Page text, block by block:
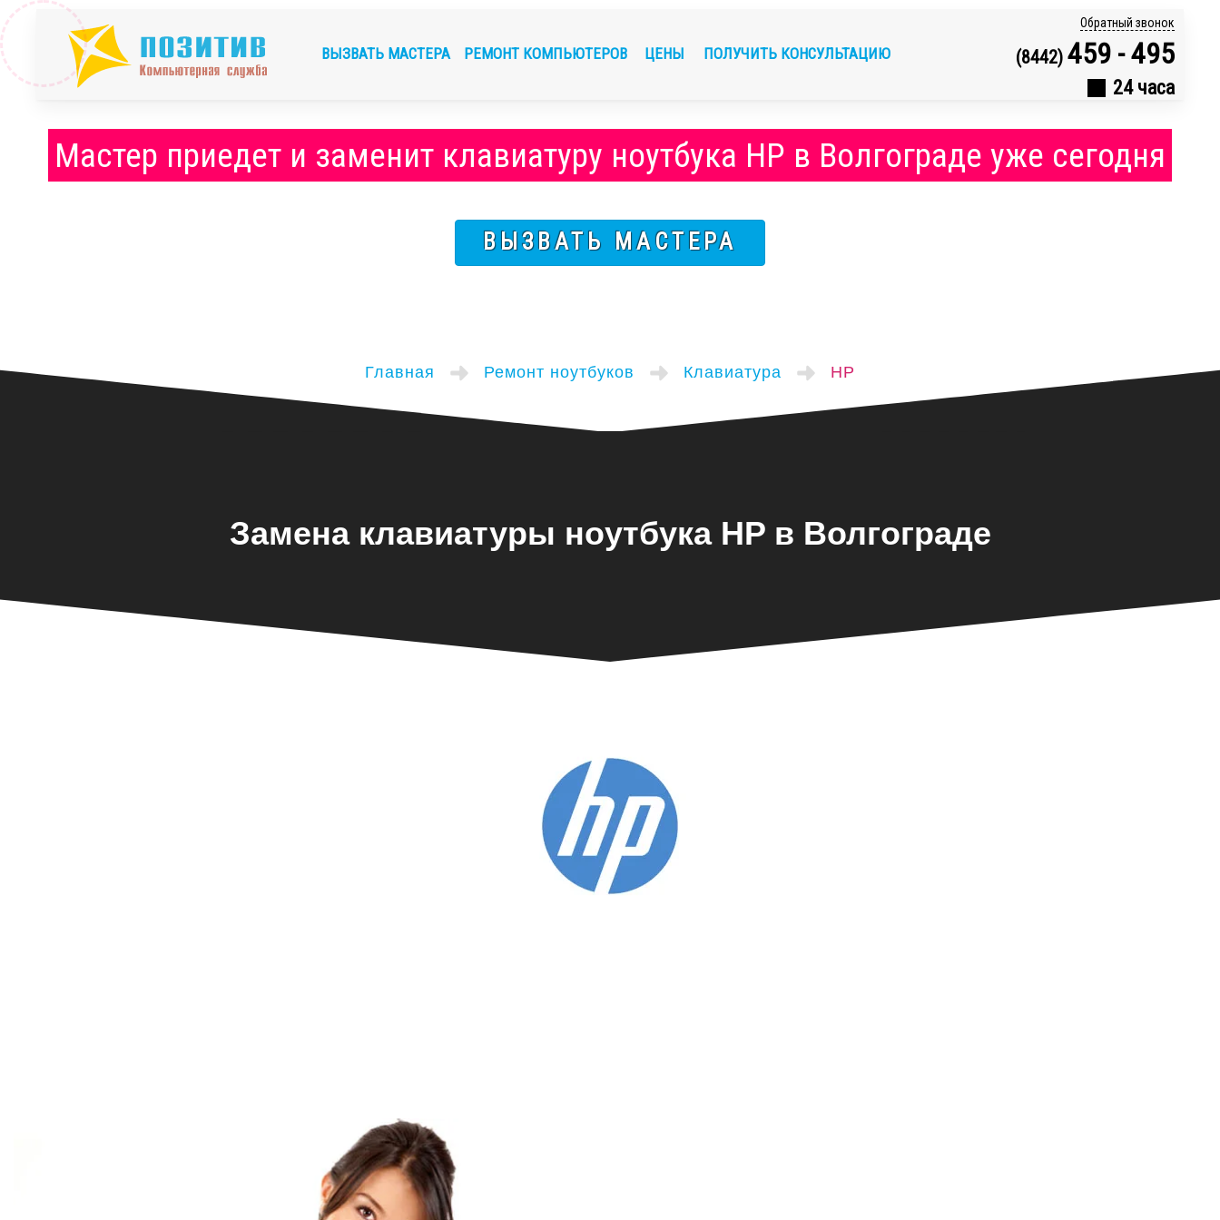
Обратный звонок
(8442) 459 - 495
24 часа
ВЫЗВАТЬ МАСТЕРА РЕМОНТ КОМПЬЮТЕРОВ ЦЕНЫ ПОЛУЧИТЬ КОНСУЛЬТАЦИЮ
Мастер приедет и заменит клавиатуру ноутбука HP в Волгограде уже сегодня
ВЫЗВАТЬ МАСТЕРА
Главная Ремонт ноутбуков Клавиатура HP
Замена клавиатуры ноутбука HP в Волгограде